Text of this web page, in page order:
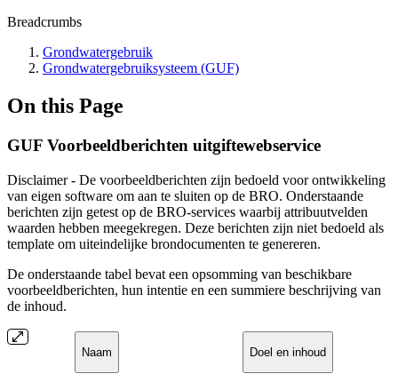
Breadcrumbs
Grondwatergebruik
Grondwatergebruiksysteem (GUF)
On this Page
GUF Voorbeeldberichten uitgiftewebservice
Disclaimer - De voorbeeldberichten zijn bedoeld voor ontwikkeling
van eigen software om aan te sluiten op de BRO. Onderstaande
berichten zijn getest op de BRO-services waarbij attribuutvelden
waarden hebben meegekregen. Deze berichten zijn niet bedoeld als
template om uiteindelijke brondocumenten te genereren.
De onderstaande tabel bevat een opsomming van beschikbare
voorbeeldberichten, hun intentie en een summiere beschrijving van
de inhoud.
Naam Doel en inhoud